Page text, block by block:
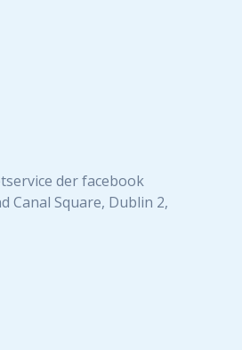
der facebook
Canal Square, Dublin 2,